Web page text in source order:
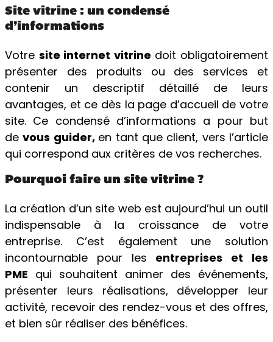
Site vitrine : un condensé
d’informations
Votre site internet vitrine doit obligatoirement
présenter des produits ou des services et
contenir un descriptif détaillé de leurs
avantages, et ce dès la page d’accueil de votre
site. Ce condensé d’informations a pour but
devous guider, en tant que client, vers l’article
qui correspond aux critères de vos recherches.
Pourquoi faire un site vitrine ?
La création d’un site web est aujourd’hui un outil
indispensable à la croissance de votre
entreprise. C’est également une solution
incontournable pour les entreprises et les
PME qui souhaitent animer des événements,
présenter leurs réalisations, développer leur
activité, recevoir des rendez-vous et des offres,
et bien sûr réaliser des bénéfices.